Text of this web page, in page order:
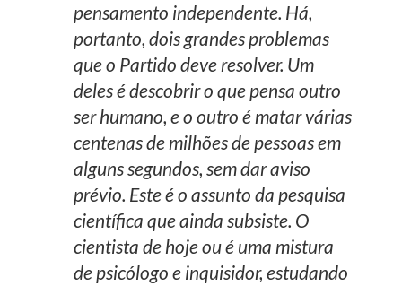
pensamento independente. Há,
portanto, dois grandes problemas
que o Partido deve resolver. Um
deles é descobrir o que pensa outro
ser humano, e o outro é matar várias
centenas de milhões de pessoas em
alguns segundos, sem dar aviso
prévio. Este é o assunto da pesquisa
científica que ainda subsiste. O
cientista de hoje ou é uma mistura
de psicólogo e inquisidor, estudando